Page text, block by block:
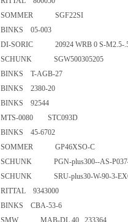
SOMMER SGF22SI
BINKS 05-003
DI-SORIC 20924 WRB 0 S-
SCHUNK SGW500305205
BINKS T-AGB-27
BINKS 2380-20
BINKS 92544
MTS-0080 STC093D
BINKS 45-6702
SOMMER GP46XSO-C
SCHUNK PGN-plus300--AS-
SCHUNK SRU-plus30-W-90-3-
RITTAL 9343000
BINKS CBA-53-6
SMW MAB-DL 40 233364